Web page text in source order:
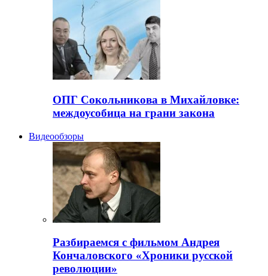
ОПГ Сокольникова в Михайловке:
междоусобица на грани закона
Видеообзоры
Разбираемся с фильмом Андрея
Кончаловского «Хроники русской
революции»